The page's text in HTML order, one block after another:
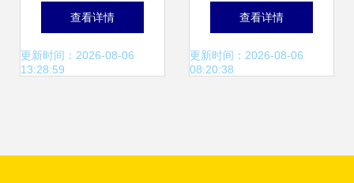
标准体系发布 工业
软件与应用服务成
查看详情
更新时间：2026-08-06
13:28:59
高端，领跑集团级
移动办公自动化新
查看详情
更新时间：2026-08-06
08:20:38